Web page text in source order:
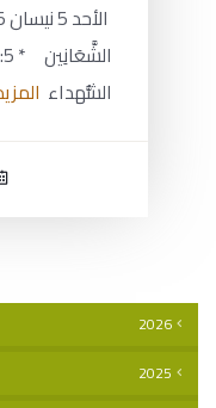
الشُّهداء
2026
2025